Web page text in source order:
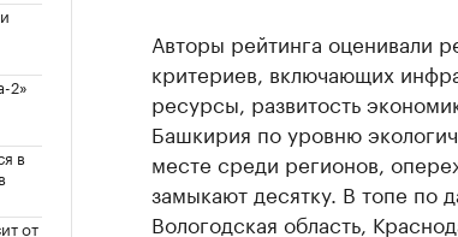
2»
в
от
Авторы рейтинга оценивали
критериев, включающих
ресурсы, развитость
Башкирия по уровню
месте среди регионов,
замыкают десятку. В топе по
Вологодская область,